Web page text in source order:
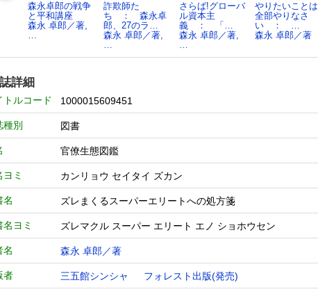
森永卓郎の戦争
と平和講座
森永 卓郎／著,
…
詐欺師た
ち ： 森永卓
郎、27のラ…
森永 卓郎／著,
…
さらば!グローバ
ル資本主
義 ： 「…
森永 卓郎／著,
…
やりたいことは
全部やりなさ
い ： …
森永 卓郎／著
詳細
トルコード 1000015609451
種別 図書
官僚生態図鑑
ヨミ カンリョウ セイタイ ズカン
名 ズレまくるスーパーエリートへの処方箋
名ヨミ ズレマクル スーパー エリート エノ ショホウセン
名 森永 卓郎／著
者 三五館シンシャ フォレスト出版(発売)